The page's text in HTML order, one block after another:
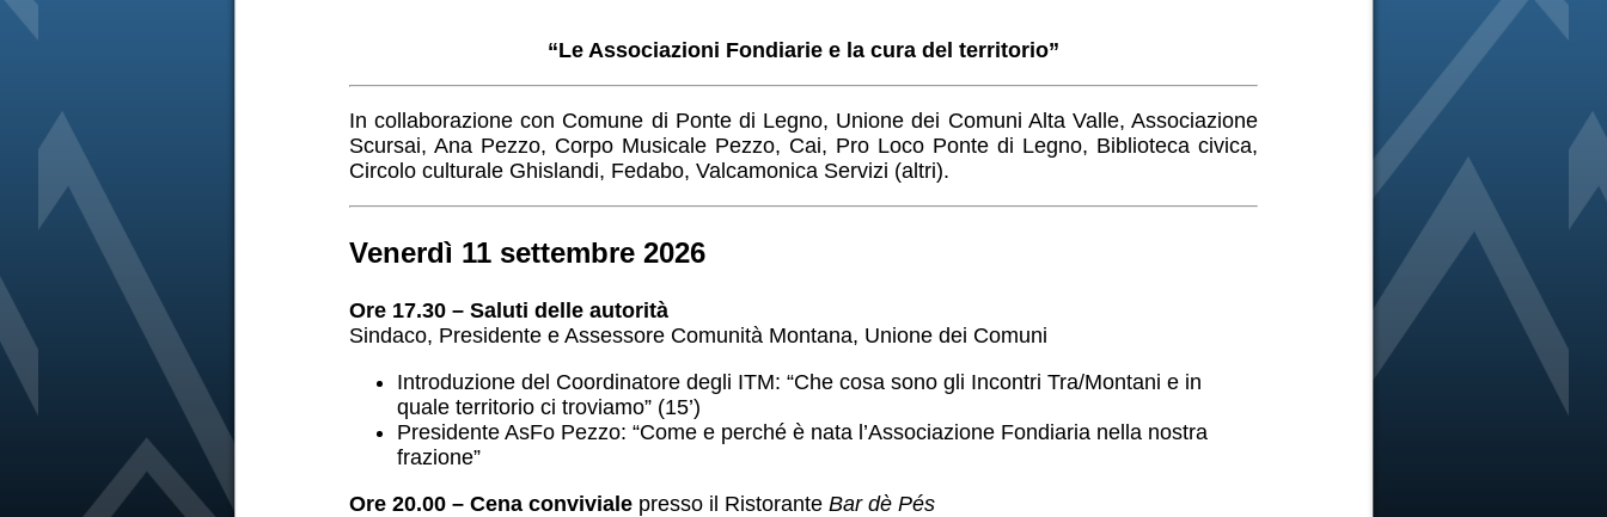
“Le Associazioni Fondiarie e la cura del territorio”
In collaborazione con Comune di Ponte di Legno, Unione dei Comuni Alta Valle, Associazione
Scursai, Ana Pezzo, Corpo Musicale Pezzo, Cai, Pro Loco Ponte di Legno, Biblioteca civica,
Circolo culturale Ghislandi, Fedabo, Valcamonica Servizi (altri).
Venerdì 11 settembre 2026
Ore 17.30 – Saluti delle autorità
Sindaco, Presidente e Assessore Comunità Montana, Unione dei Comuni
Introduzione del Coordinatore degli ITM: “Che cosa sono gli Incontri Tra/Montani e in
quale territorio ci troviamo” (15’)
Presidente AsFo Pezzo: “Come e perché è nata l’Associazione Fondiaria nella nostra
frazione”
Ore 20.00 – Cena conviviale presso il Ristorante Bar dè Pés